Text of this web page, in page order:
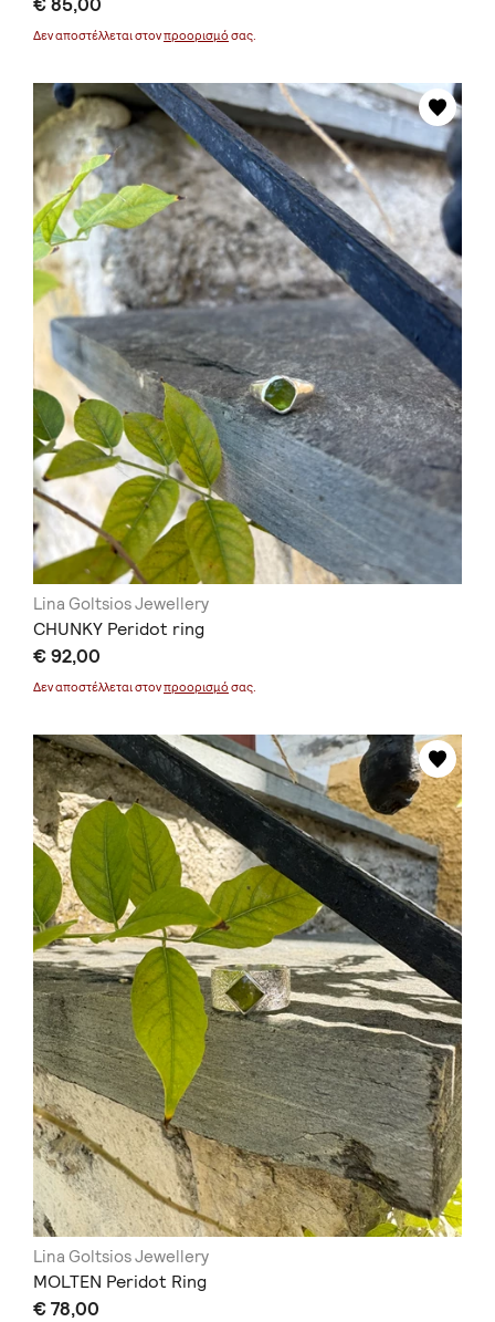
Δεν αποστέλλεται στονπροορισμό σας.
Lina Goltsios Jewellery
CHUNKY Peridot ring
€ 92,00
Δεν αποστέλλεται στονπροορισμό σας.
Lina Goltsios Jewellery
MOLTEN Peridot Ring
€ 78,00